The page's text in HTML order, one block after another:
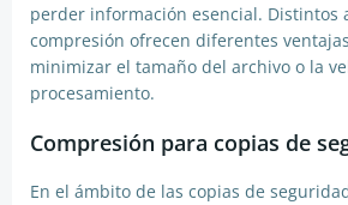
perder información esencial. Distintos
compresión ofrecen diferentes
minimizar el tamaño del archivo o la
procesamiento.
Compresión para copias de
En el ámbito de las copias de